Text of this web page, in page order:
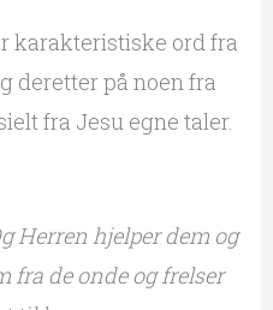
karakteristiske ord fra
deretter på noen fra
fra Jesu egne taler.
Herren hjelper dem og
fra de onde og frelser